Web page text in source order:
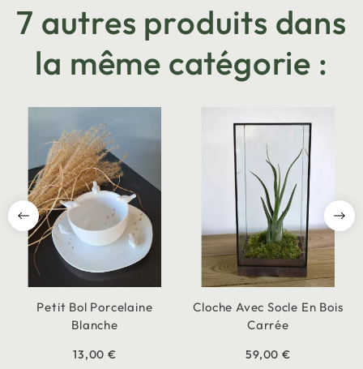
7 autres produits dans
la même catégorie :
Petit Bol Porcelaine
Blanche
13,00 €
Cloche Avec Socle En Bois
Carrée
59,00 €